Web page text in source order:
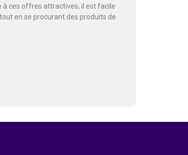
à ces offres attractives, il est facile
en se procurant des produits de